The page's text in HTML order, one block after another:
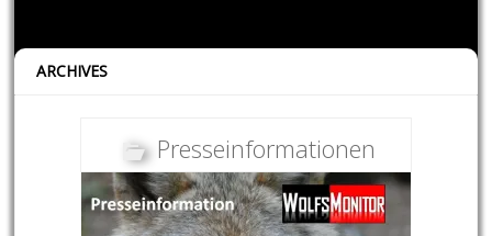
ARCHIVES
Presseinformationen